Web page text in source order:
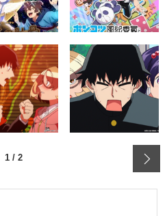
1 / 2